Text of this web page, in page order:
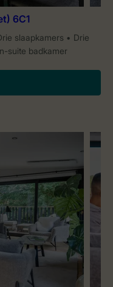
6C1
slaapkamers
Drie
suite badkamer